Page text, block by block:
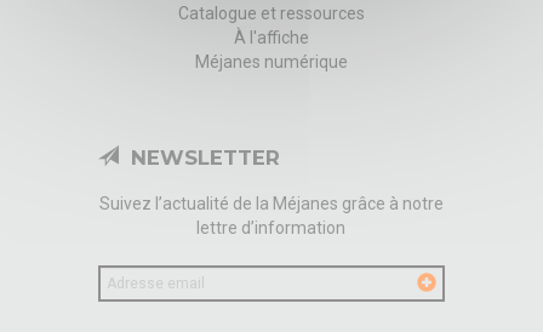
Catalogue et ressources
À l'affiche
Méjanes numérique
NEWSLETTER
Suivez l’actualité de la Méjanes grâce à notre
lettre d’information
email